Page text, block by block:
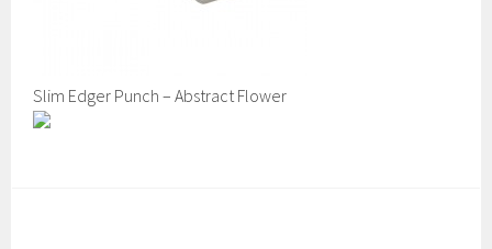
Slim Edger Punch – Abstract Flower